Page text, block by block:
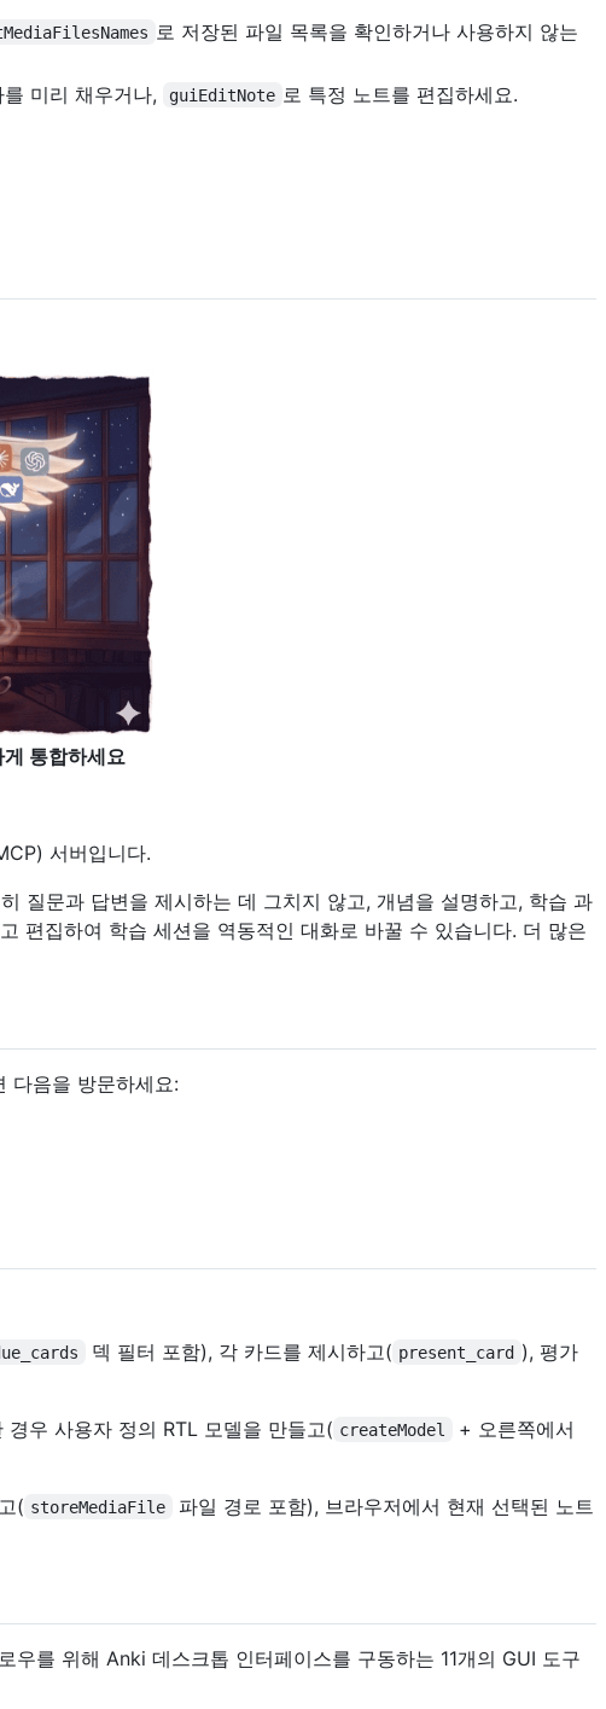
로 저장된 파일 목록을 확인하거나 사용하지 않는
미리 채우거나, guiEditNote 로 특정 노트를 편집하세요.
통합하세요
서버입니다.
질문과 답변을 제시하는 데 그치지 않고, 개념을 설명하고, 학습 과
편집하여 학습 세션을 역동적인 대화로 바꿀 수 있습니다. 더 많은
다음을 방문하세요:
덱 필터 포함), 각 카드를 제시하고( present_card ), 평가
경우 사용자 정의 RTL 모델을 만들고( createModel
+ 오른쪽에서
( storeMediaFile
파일 경로 포함), 브라우저에서 현재 선택된 노트
를 위해 Anki 데스크톱 인터페이스를 구동하는 11개의 GUI 도구